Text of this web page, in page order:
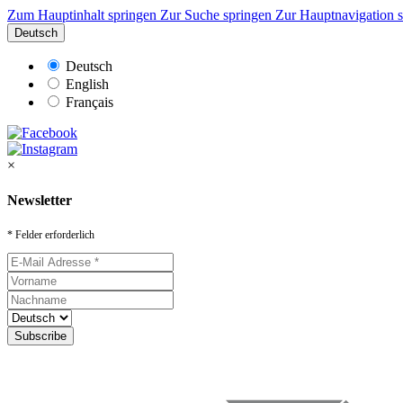
Zum Hauptinhalt springen Zur Suche springen Zur Hauptnavigation
Deutsch
Deutsch
English
Français
×
Newsletter
* Felder erforderlich